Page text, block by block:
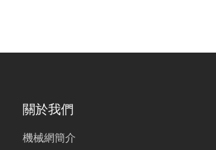
關於我們
機械網簡介